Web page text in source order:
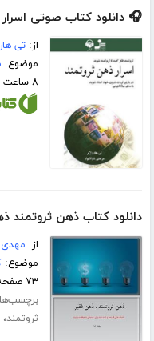
🎧 دانلود کتاب صوتی
از:تی
موضوع:
۸ ساعت و ۲۹ دقیقه
دانلود کتاب ذهن ثروتمند
از: مهدی
موضوع:
۷۳ صفحه
ثروتمند،